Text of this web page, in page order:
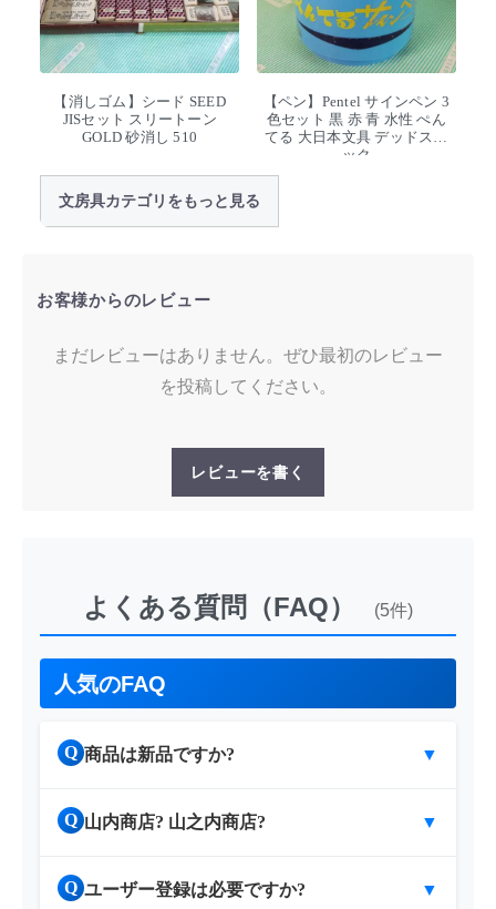
【消しゴム】シード SEED
JISセット スリートーン
GOLD 砂消し 510
【ペン】Pentel サインペン 3
色セット 黒 赤 青 水性 ぺん
てる 大日本文具 デッドスト
ック
文房具カテゴリをもっと見る
お客様からのレビュー
まだレビューはありません。ぜひ最初のレビュー
を投稿してください。
レビューを書く
よくある質問（FAQ） (5件)
人気のFAQ
Q 商品は新品ですか? ▼
Q 山内商店? 山之内商店? ▼
Q ユーザー登録は必要ですか? ▼